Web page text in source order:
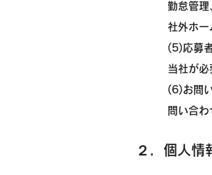
勤怠管理
社外ホー
(5)応募
当社が必
(6)お問
問い合
２．個人情